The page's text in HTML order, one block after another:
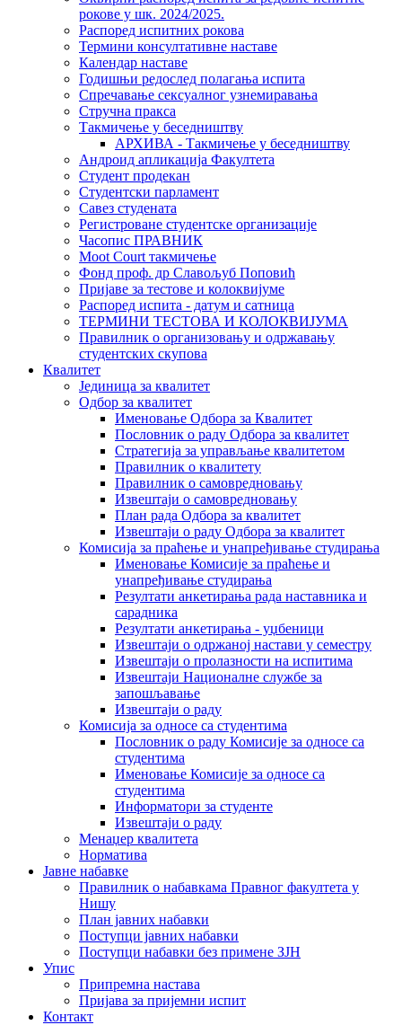
рокове у шк. 2024/2025.
Распоред испитних рокова
Термини консултативне наставе
Календар наставе
Годишњи редослед полагања испита
Спречавање сексуалног узнемиравања
Стручна пракса
Такмичење у беседништву
АРХИВА - Такмичење у беседништву
Андроид апликација Факултета
Студент продекан
Студентски парламент
Савез студената
Регистроване студентске организације
Часопис ПРАВНИК
Moot Court такмичење
Фонд проф. др Славољуб Поповић
Пријаве за тестове и колоквијуме
Распоред испита - датум и сатница
ТЕРМИНИ ТЕСТОВА И КОЛОКВИЈУМА
Правилник о организовању и одржавању
студентских скупова
Квалитет
Јединица за квалитет
Одбор за квалитет
Именовање Одбора за Квалитет
Пословник о раду Одбора за квалитет
Стратегија за управљање квалитетом
Правилник о квалитету
Правилник о самовредновању
Извештаји о самовредновању
План рада Одбора за квалитет
Извештаји о раду Одбора за квалитет
Комисија за праћење и унапређивање студирања
Именовање Комисије за праћење и
унапређивање студирања
Резултати анкетирања рада наставника и
сарадника
Резултати анкетирања - уџбеници
Извештаји о одржаној настави у семестру
Извештаји о пролазности на испитима
Извештаји Националне службе за
запошљавање
Извештаји о раду
Комисија за односе са студентима
Пословник о раду Комисије за односе са
студентима
Именовање Комисије за односе са
студентима
Информатори за студенте
Извештаји о раду
Менаџер квалитета
Норматива
Јавне набавке
Правилник о набавкама Правног факултета у
Нишу
План јавних набавки
Поступци јавних набавки
Поступци набавки без примене ЗЈН
Упис
Припремна настава
Пријава за пријемни испит
Контакт